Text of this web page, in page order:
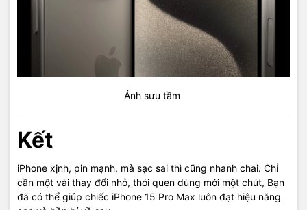
Ảnh sưu tầm
Kết
iPhone xịnh, pin mạnh, mà sạc sai thì cũng nhanh chai. Chỉ
cần một vài thay đổi nhỏ, thói quen dùng mới một chút, Bạn
đã có thể giúp chiếc iPhone 15 Pro Max luôn đạt hiệu năng